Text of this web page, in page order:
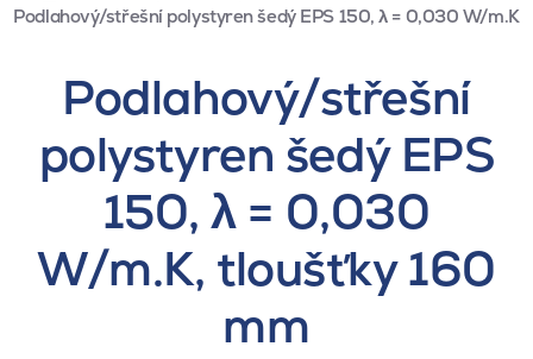
Podlahový/střešní polystyren šedý EPS 150, λ = 0,030 W/m.K
Podlahový/střešní
polystyren šedý EPS
150, λ = 0,030
W/m.K, tloušťky 160
mm